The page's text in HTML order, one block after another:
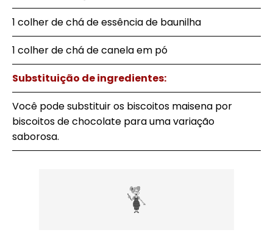
1 colher de chá de essência de baunilha
1 colher de chá de canela em pó
Substituição de ingredientes:
Você pode substituir os biscoitos maisena por
biscoitos de chocolate para uma variação
saborosa.